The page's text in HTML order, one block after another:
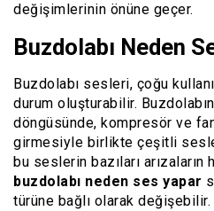
değişimlerinin önüne geçer.
Buzdolabı Neden
Buzdolabı sesleri, çoğu
durum oluşturabilir.
döngüsünde, kompresör ve
girmesiyle birlikte çeşitli
bu seslerin bazıları
buzdolabı neden ses yapar
türüne bağlı olarak